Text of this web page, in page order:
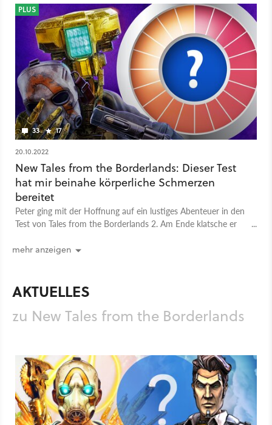
33 17
PLUS
20.10.2022
New Tales from the Borderlands: Dieser Test
hat mir beinahe körperliche Schmerzen
bereitet
Peter ging mit der Hoffnung auf ein lustiges Abenteuer in den
Test von Tales from the Borderlands 2. Am Ende klatsche er
mehr anzeigen
AKTUELLES
zu New Tales from the Borderlands